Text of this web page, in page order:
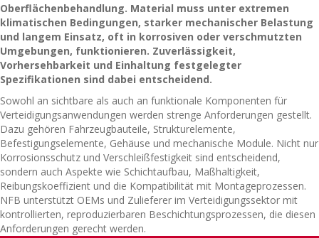
Oberflächenbehandlung. Material muss unter extremen
klimatischen Bedingungen, starker mechanischer Belastung
und langem Einsatz, oft in korrosiven oder verschmutzten
Umgebungen, funktionieren. Zuverlässigkeit,
Vorhersehbarkeit und Einhaltung festgelegter
Spezifikationen sind dabei entscheidend.
Sowohl an sichtbare als auch an funktionale Komponenten für
Verteidigungsanwendungen werden strenge Anforderungen gestellt.
Dazu gehören Fahrzeugbauteile, Strukturelemente,
Befestigungselemente, Gehäuse und mechanische Module. Nicht nur
Korrosionsschutz und Verschleißfestigkeit sind entscheidend,
sondern auch Aspekte wie Schichtaufbau, Maßhaltigkeit,
Reibungskoeffizient und die Kompatibilität mit Montageprozessen.
NFB unterstützt OEMs und Zulieferer im Verteidigungssektor mit
kontrollierten, reproduzierbaren Beschichtungsprozessen, die diesen
Anforderungen gerecht werden.